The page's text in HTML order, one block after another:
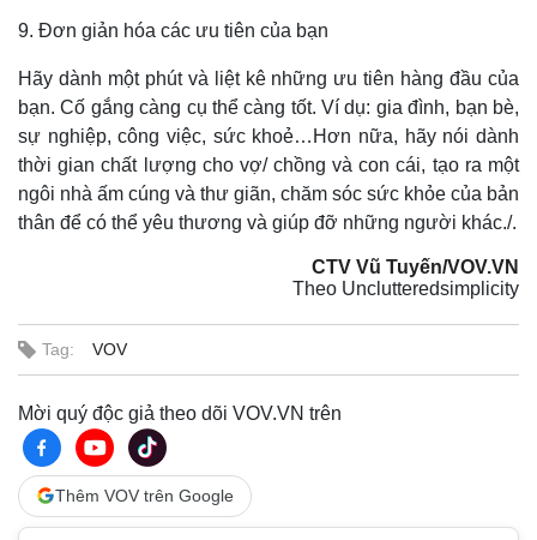
9. Đơn giản hóa các ưu tiên của bạn
Hãy dành một phút và liệt kê những ưu tiên hàng đầu của
bạn. Cố gắng càng cụ thể càng tốt. Ví dụ: gia đình, bạn bè,
sự nghiệp, công việc, sức khoẻ…Hơn nữa, hãy nói dành
thời gian chất lượng cho vợ/ chồng và con cái, tạo ra một
ngôi nhà ấm cúng và thư giãn, chăm sóc sức khỏe của bản
thân để có thể yêu thương và giúp đỡ những người khác./.
CTV Vũ Tuyến/VOV.VN
Theo Unclutteredsimplicity
Tag: VOV
Mời quý độc giả theo dõi VOV.VN trên
Thêm VOV trên Google